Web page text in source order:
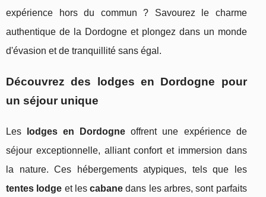
expérience hors du commun ? Savourez le charme
authentique de la Dordogne et plongez dans un monde
d'évasion et de tranquillité sans égal.
Découvrez des lodges en Dordogne pour
un séjour unique
Les lodges en Dordogne offrent une expérience de
séjour exceptionnelle, alliant confort et immersion dans
la nature. Ces hébergements atypiques, tels que les
tentes lodge et lescabane dans les arbres, sont parfaits